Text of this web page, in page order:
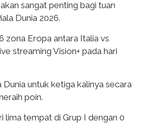
sangat penting bagi tuan
Dunia 2026.
zona Eropa antara Italia vs
streaming Vision+ pada hari
untuk ketiga kalinya secara
poin.
lima tempat di Grup I dengan 0